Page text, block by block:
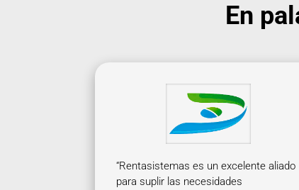
En
“Rentasistemas es un excelente aliado
para suplir las necesidades